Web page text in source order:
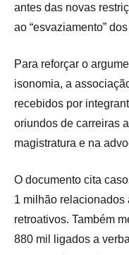
antes das novas
ao “esvaziamento”
Para reforçar o
isonomia, a
recebidos por
oriundos de carreiras
magistratura e na
O documento cita
1 milhão relacionados
retroativos. Também
880 mil ligados a